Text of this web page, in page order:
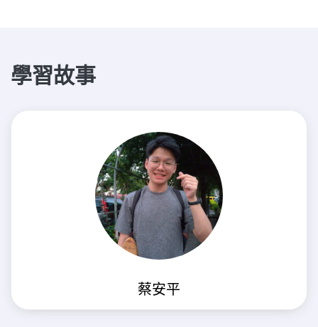
學習故事
蔡安平